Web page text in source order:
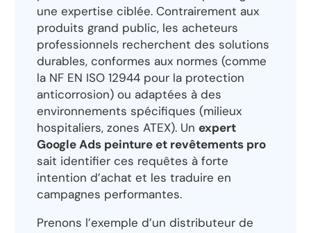
une expertise ciblée. Contrairement aux
produits grand public, les acheteurs
professionnels recherchent des solutions
durables, conformes aux normes (comme
la NF EN ISO 12944 pour la protection
anticorrosion) ou adaptées à des
environnements spécifiques (milieux
hospitaliers, zones ATEX). Un expert
Google Ads peinture et revêtements pro
sait identifier ces requêtes à forte
intention d’achat et les traduire en
campagnes performantes.
Prenons l’exemple d’un distributeur de